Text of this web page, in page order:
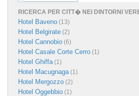
RICERCA PER CITT� NEI DINTORNI
Hotel Baveno (13)
Hotel Belgirate (2)
Hotel Cannobio (6)
Hotel Casale Corte Cerro (1)
Hotel Ghiffa(1)
Hotel Macugnaga(1)
Hotel Mergozzo (2)
Hotel Oggebbio (1)